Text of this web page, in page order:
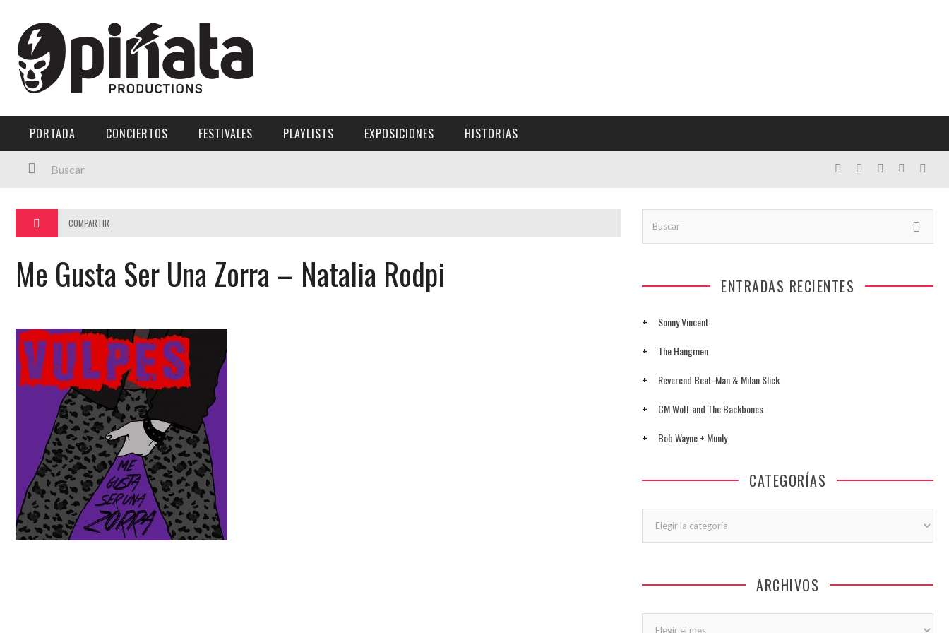
Menú Principal
PORTADA
FESTIVALES
EXPOSICIONES
HISTORIAS
PORTADA CONCIERTOS FESTIVALES PLAYLISTS EXPOSICIONES HISTORIAS
COMPARTIR
Me Gusta Ser Una Zorra – Natalia Rodpi ENTRADAS RECIENTES
Sonny Vincent
The Hangmen
Reverend Beat-Man & Milan Slick
CM Wolf and The Backbones
Bob Wayne + Munly
CATEGORÍAS
ARCHIVOS